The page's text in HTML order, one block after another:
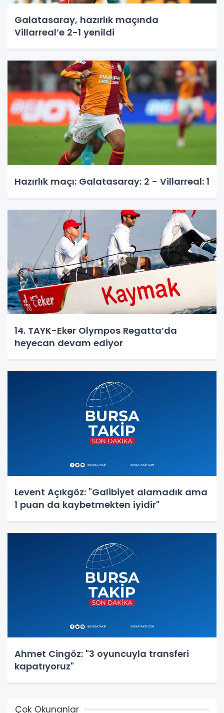
Galatasaray, hazırlık maçında
Villarreal’e 2-1 yenildi
Hazırlık maçı: Galatasaray: 2 - Villarreal: 1
14. TAYK-Eker Olympos Regatta’da
heyecan devam ediyor
Levent Açıkgöz: "Galibiyet alamadık ama
1 puan da kaybetmekten iyidir"
Ahmet Cingöz: "3 oyuncuyla transferi
kapatıyoruz"
Çok Okunanlar